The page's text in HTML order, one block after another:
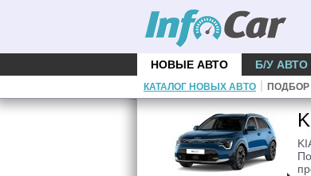
НОВЫЕ АВТО Б/У АВТО
КАТАЛОГ НОВЫХ АВТО |